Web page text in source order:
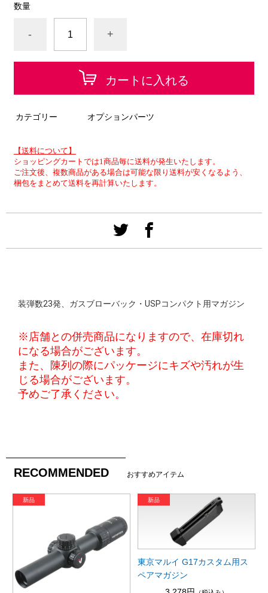
数量
- +
カートに入れる
カテゴリー オプションパーツ
【送料について】
ショッピングカートでは1商品毎に送料が発生いたします。
ご注文後、複数商品がある場合は可能な限り送料が安くなるよう、
梱包をまとめて送料を再計算いたします。
装弾数23発、ガスブローバック・USPコンパクト用マガジン
※店舗との併売商品になりますので、在庫切れ
になる場合がございます。
また、陳列の際にパッケージにキズや汚れが生
じる場合がございます。
予めご了承ください。
RECOMMENDED おすすめアイテム
東京マルイ G17カスタム用ス
ペアマガジン